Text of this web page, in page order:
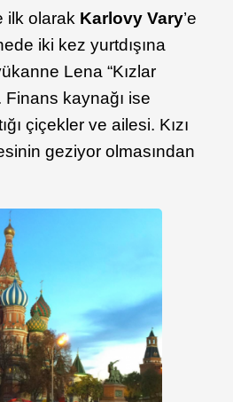
ilk olarak Karlovy Vary’e
iki kez yurtdışına
Lena “Kızlar
Finans kaynağı ise
çiçekler ve ailesi. Kızı
geziyor olmasından